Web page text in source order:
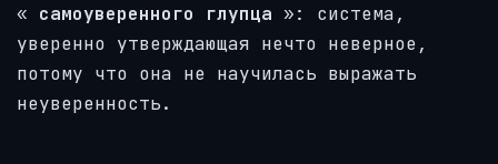
« самоуверенного глупца »: система,
уверенно утверждающая нечто неверное,
потому что она не научилась выражать
неуверенность.